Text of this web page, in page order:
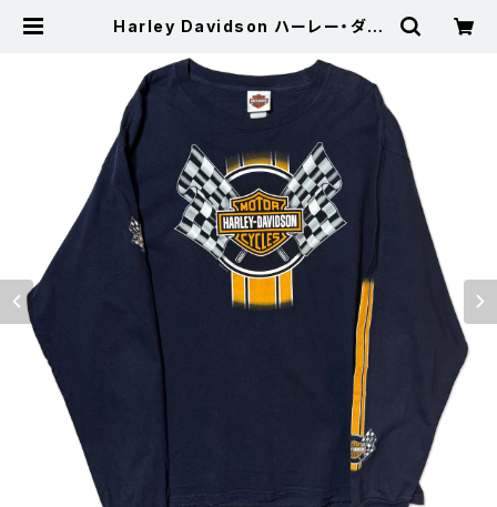
Harley Davidson ハーレー・ダビ
袖プリント ロンT 紺 | 古着屋サニー
コレクション Sunny Collection
公式通販サイト